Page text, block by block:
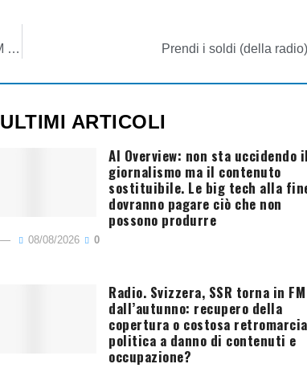
Radio digitale: la Spagna analizza i risultati dei test DRM 2007 Prendi i soldi (della
ULTIMI ARTICOLI
AI Overview: non sta uccidendo il
giornalismo ma il contenuto
sostituibile. Le big tech alla
dovranno pagare ciò che non
possono produrre
08/08/2026 0
Radio. Svizzera, SSR torna in FM
dall’autunno: recupero della
copertura o costosa retromarcia
politica a danno di contenuti e
occupazione?